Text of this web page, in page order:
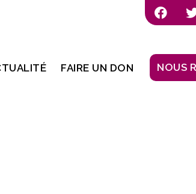
FAIRE UN DON NOUS